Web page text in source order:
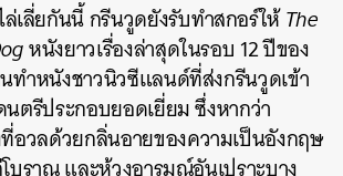
ล่เลี่ยกันนี้ กรีนวูดยังรับทำสกอร์ให้The
หนังยาวเรื่องล่าสุดในรอบ 12 ปีของ
ทำหนังชาวนิวซีแลนด์ที่ส่งกรีนวูดเข้า
ตรีประกอบยอดเยี่ยม ซึ่งหากว่า
วลด้วยกลิ่นอายของความเป็นอังกฤษ